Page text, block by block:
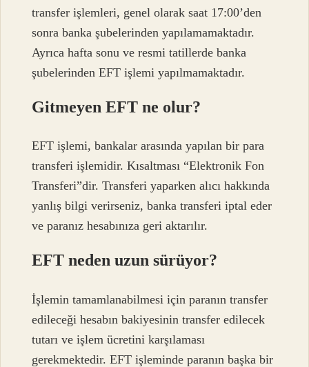
transfer işlemleri, genel olarak saat 17:00’den
sonra banka şubelerinden yapılamamaktadır.
Ayrıca hafta sonu ve resmi tatillerde banka
şubelerinden EFT işlemi yapılmamaktadır.
Gitmeyen EFT ne olur?
EFT işlemi, bankalar arasında yapılan bir para
transferi işlemidir. Kısaltması “Elektronik Fon
Transferi”dir. Transferi yaparken alıcı hakkında
yanlış bilgi verirseniz, banka transferi iptal eder
ve paranız hesabınıza geri aktarılır.
EFT neden uzun sürüyor?
İşlemin tamamlanabilmesi için paranın transfer
edileceği hesabın bakiyesinin transfer edilecek
tutarı ve işlem ücretini karşılaması
gerekmektedir. EFT işleminde paranın başka bir